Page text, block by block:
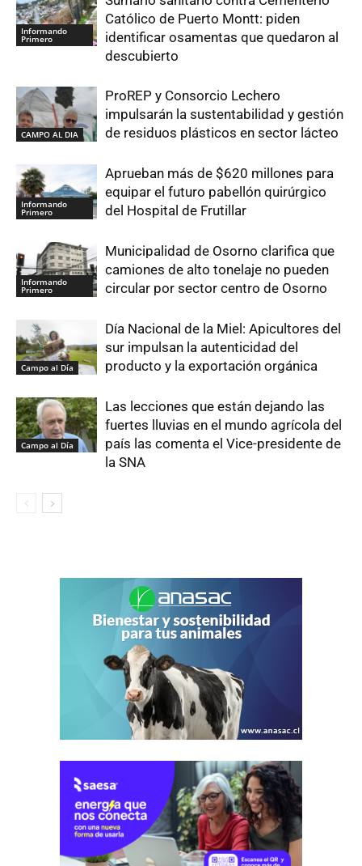
Informando
Primero
Católico de Puerto Montt: piden
identificar osamentas que quedaron al
descubierto
CAMPO AL DIA
ProREP y Consorcio Lechero
impulsarán la sustentabilidad y gestión
de residuos plásticos en sector lácteo
Informando
Primero
Aprueban más de $620 millones para
equipar el futuro pabellón quirúrgico
del Hospital de Frutillar
Informando
Primero
Municipalidad de Osorno clarifica que
camiones de alto tonelaje no pueden
circular por sector centro de Osorno
Campo al Día
Día Nacional de la Miel: Apicultores del
sur impulsan la autenticidad del
producto y la exportación orgánica
Campo al Día
Las lecciones que están dejando las
fuertes lluvias en el mundo agrícola del
país las comenta el Vice-presidente de
la SNA